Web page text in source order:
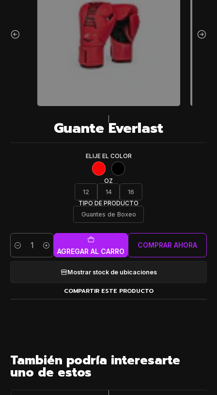
Guante Everlast
ELIJE EL COLOR
OZ
12
14
16
TIPO DE PRODUCTO
Guantes de Boxeo
Cantidad AGREGAR AL CARRO
COMPRAR AHORA
Mostrar stock de ubicaciones
COMPARTIR ESTE PRODUCTO
También podría interesarte
uno de estos